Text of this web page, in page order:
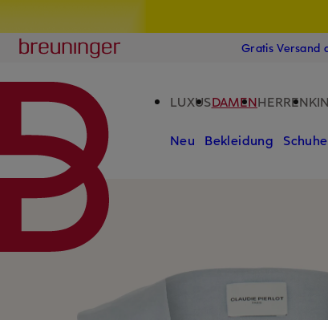
Breuninger
Gratis Versand
LUXUSDAMENHERREN
Neu Bekleidung Schuhe